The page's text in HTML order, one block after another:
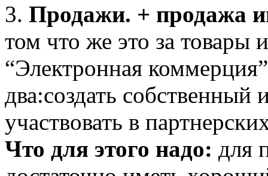
3. Продажи. + продажа
том что же это за товары
“Электронная
два:создать
участвовать в
Что для этого надо: для